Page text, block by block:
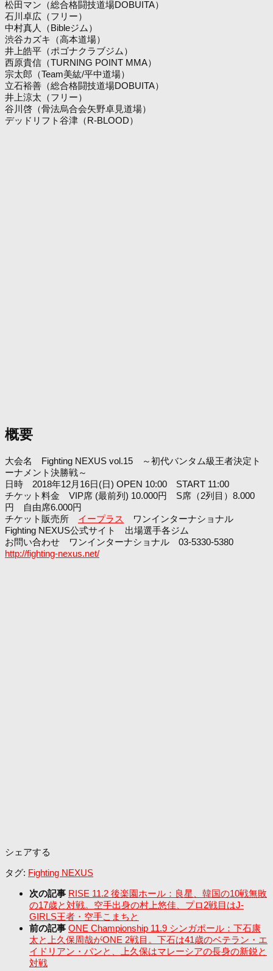
松田マン（総合格闘技道場DOBUITA）
石川卓広（フリー）
中村真人（Bibleジム）
渋谷カズキ（高本道場）
井上皓平（ポゴナクラブジム）
西原貴信（TURNING POINT MMA）
宗太郎（Team美紘/平中道場）
立石裕善（総合格闘技道場DOBUITA）
井上涼太（フリー）
谷川啓（骨法烏合会矢野卓見道場）
デッドリフト谷津（R-BLOOD）
概要
大会名 Fighting NEXUS vol.15 ～初代バンタム級王者決定ト
ーナメント決勝戦～
日時 2018年12月16日(日) OPEN 10:00 START 11:00
チケット料金 VIP席 (最前列) 10.000円 S席（2列目）8.000
円 自由席6.000円
チケット販売所 イープラス
ワンインターナショナル
Fighting NEXUS公式サイト 出場選手各ジム
お問い合わせ ワンインターナショナル 03-5330-5380
http://fighting-nexus.net/
シェアする
タグ: Fighting NEXUS
次の記事 RISE 11.2 後楽園ホール：良星、韓国の10戦無敗
の17歳と対戦。空手出身の村上悠佳、プロ2戦目はJ-
GIRLS王者・空手こまちと
前の記事 ONE Championship 11.9 シンガポール：下石康
太と上久保周哉がONE 2戦目。下石は41歳のベテラン・エ
イドリアン・パンと、上久保はマレーシアの長身の新鋭と
対戦